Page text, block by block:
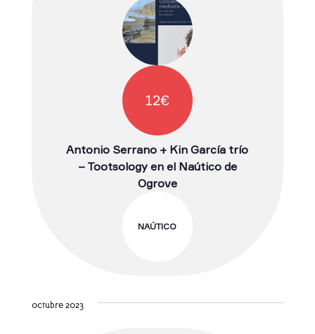
Antonio Serrano + Kin García trío
– Tootsology en el Naútico de
Ogrove
NAÚTICO
12€
octubre 2023